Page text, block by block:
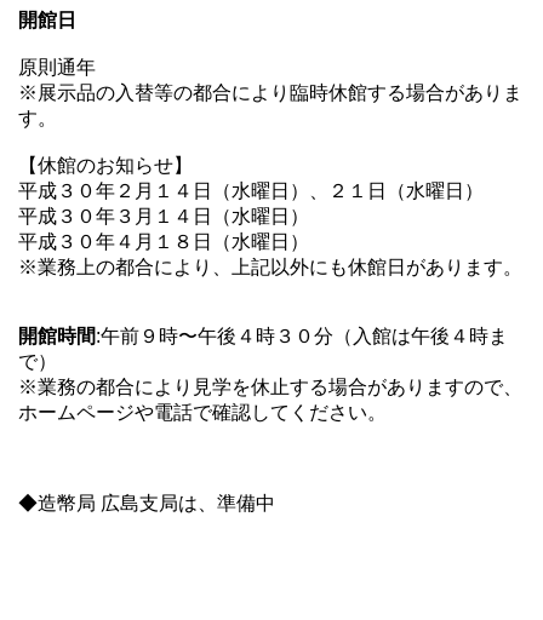
開館日
原則通年
※展示品の入替等の都合により臨時休館する場合がありま
す。
【休館のお知らせ】
平成３０年２月１４日（水曜日）、２１日（水曜日）
平成３０年３月１４日（水曜日）
平成３０年４月１８日（水曜日）
※業務上の都合により、上記以外にも休館日があります。
開館時間:午前９時〜午後４時３０分（入館は午後４時ま
で）
※業務の都合により見学を休止する場合がありますので、
ホームページや電話で確認してください。
◆造幣局 広島支局は、準備中